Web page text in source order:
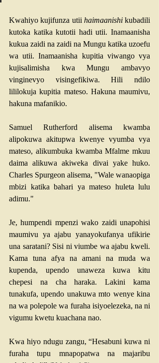
Kwahiyo kujifunza utii haimaanishi kubadili
kutoka katika kutotii hadi utii. Inamaanisha
kukua zaidi na zaidi na Mungu katika uzoefu
wa utii. Inamaanisha kupitia viwango vya
kujisalimisha kwa Mungu ambavyo
vinginevyo visingefikiwa. Hili ndilo
lililokuja kupitia mateso. Hakuna maumivu,
hakuna mafanikio.
Samuel Rutherford alisema kwamba
alipokuwa akitupwa kwenye vyumba vya
mateso, alikumbuka kwamba Mfalme mkuu
daima alikuwa akiweka divai yake huko.
Charles Spurgeon alisema, "Wale wanaopiga
mbizi katika bahari ya mateso huleta lulu
adimu."
Je, humpendi mpenzi wako zaidi unapohisi
maumivu ya ajabu yanayokufanya ufikirie
una saratani? Sisi ni viumbe wa ajabu kweli.
Kama tuna afya na amani na muda wa
kupenda, upendo unaweza kuwa kitu
chepesi na cha haraka. Lakini kama
tunakufa, upendo unakuwa mto wenye kina
na wa polepole wa furaha isiyoelezeka, na ni
vigumu kwetu kuachana nao.
Kwa hiyo ndugu zangu, “Hesabuni kuwa ni
furaha tupu mnapopatwa na majaribu